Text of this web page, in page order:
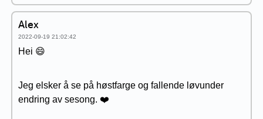
Alex
2022-09-19 21:02:42
Hei 😄
Jeg elsker å se på høstfarge og fallende løvunder
endring av sesong. ❤️